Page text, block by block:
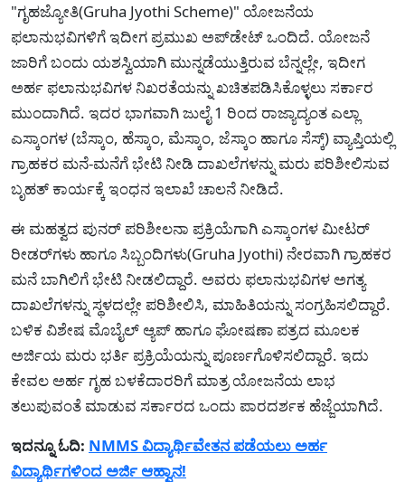
"ಗೃಹಜ್ಯೋತಿ(Gruha Jyothi Scheme)" ಯೋಜನೆಯ
ಫಲಾನುಭವಿಗಳಿಗೆ ಇದೀಗ ಪ್ರಮುಖ ಅಪ್‌ಡೇಟ್ ಒಂದಿದೆ. ಯೋಜನೆ
ಜಾರಿಗೆ ಬಂದು ಯಶಸ್ವಿಯಾಗಿ ಮುನ್ನಡೆಯುತ್ತಿರುವ ಬೆನ್ನಲ್ಲೇ, ಇದೀಗ
ಅರ್ಹ ಫಲಾನುಭವಿಗಳ ನಿಖರತೆಯನ್ನು ಖಚಿತಪಡಿಸಿಕೊಳ್ಳಲು ಸರ್ಕಾರ
ಮುಂದಾಗಿದೆ. ಇದರ ಭಾಗವಾಗಿ ಜುಲೈ 1 ರಿಂದ ರಾಜ್ಯಾದ್ಯಂತ ಎಲ್ಲಾ
ಎಸ್ಕಾಂಗಳ (ಬೆಸ್ಕಾಂ, ಹೆಸ್ಕಾಂ, ಮೆಸ್ಕಾಂ, ಜೆಸ್ಕಾಂ ಹಾಗೂ ಸೆಸ್ಕ್) ವ್ಯಾಪ್ತಿಯಲ್ಲಿ
ಗ್ರಾಹಕರ ಮನೆ-ಮನೆಗೆ ಭೇಟಿ ನೀಡಿ ದಾಖಲೆಗಳನ್ನು ಮರು ಪರಿಶೀಲಿಸುವ
ಬೃಹತ್ ಕಾರ್ಯಕ್ಕೆ ಇಂಧನ ಇಲಾಖೆ ಚಾಲನೆ ನೀಡಿದೆ.
ಈ ಮಹತ್ವದ ಪುನರ್ ಪರಿಶೀಲನಾ ಪ್ರಕ್ರಿಯೆಗಾಗಿ ಎಸ್ಕಾಂಗಳ ಮೀಟರ್
ರೀಡರ್‌ಗಳು ಹಾಗೂ ಸಿಬ್ಬಂದಿಗಳು(Gruha Jyothi) ನೇರವಾಗಿ ಗ್ರಾಹಕರ
ಮನೆ ಬಾಗಿಲಿಗೆ ಭೇಟಿ ನೀಡಲಿದ್ದಾರೆ. ಅವರು ಫಲಾನುಭವಿಗಳ ಅಗತ್ಯ
ದಾಖಲೆಗಳನ್ನು ಸ್ಥಳದಲ್ಲೇ ಪರಿಶೀಲಿಸಿ, ಮಾಹಿತಿಯನ್ನು ಸಂಗ್ರಹಿಸಲಿದ್ದಾರೆ.
ಬಳಿಕ ವಿಶೇಷ ಮೊಬೈಲ್ ಆ್ಯಪ್ ಹಾಗೂ ಘೋಷಣಾ ಪತ್ರದ ಮೂಲಕ
ಅರ್ಜಿಯ ಮರು ಭರ್ತಿ ಪ್ರಕ್ರಿಯೆಯನ್ನು ಪೂರ್ಣಗೊಳಿಸಲಿದ್ದಾರೆ. ಇದು
ಕೇವಲ ಅರ್ಹ ಗೃಹ ಬಳಕೆದಾರರಿಗೆ ಮಾತ್ರ ಯೋಜನೆಯ ಲಾಭ
ತಲುಪುವಂತೆ ಮಾಡುವ ಸರ್ಕಾರದ ಒಂದು ಪಾರದರ್ಶಕ ಹೆಜ್ಜೆಯಾಗಿದೆ.
ಇದನ್ನೂ ಓದಿ: NMMS ವಿದ್ಯಾರ್ಥಿವೇತನ ಪಡೆಯಲು ಅರ್ಹ
ವಿದ್ಯಾರ್ಥಿಗಳಿಂದ ಅರ್ಜಿ ಆಹ್ವಾನ!